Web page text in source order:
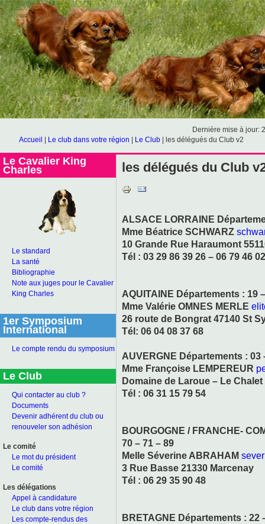
Accueil Le club dans votre région Le Club les délégués du Club v2
Dernière mise à jour:
Le Cavalier King
Charles
Le standard
La santé
Bibliographie
Note aux juges pour le Cavalier
King Charles
1er Symposium
International
Le compte rendu du symposium
Le Club
Qui contacter au club ?
Documents
Devenir adhérent du club ou
renouveler son adhésion
Le comité
Le mot du président
Le comité
Les délégations
Appel à candidature
Le club dans votre région
Les compte-rendus des
les délégués du Club
ALSACE LORRAINE
Mme Béatrice SCHWARZ
10 Grande Rue Haraumont
Tél : 03 29 86 39 26 – 06 79 46
AQUITAINE Départements : 19
Mme Valérie OMNES MERLE
26 route de Bongrat 47140 St
Tél: 06 04 08 37 68
AUVERGNE Départements : 03
Mme Françoise LEMPEREUR
Domaine de Laroue – Le Chalet
Tél : 06 31 15 79 54
BOURGOGNE / FRANCHE-
70 – 71 – 89
Melle Séverine ABRAHAM
3 Rue Basse 21330 Marcenay
Tél : 06 29 35 90 48
BRETAGNE Départements : 22